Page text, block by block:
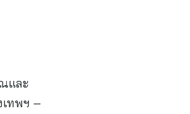
และ
ทพฯ –